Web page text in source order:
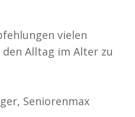
vielen
Alltag im Alter zu
, Seniorenmax